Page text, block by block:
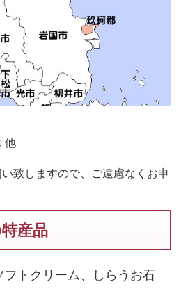
他
致しますので、ご遠慮なくお申
産品
トクリーム、しらうお石